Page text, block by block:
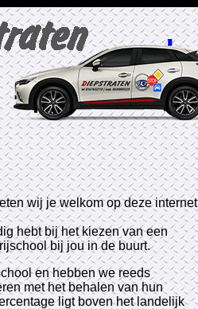
wij je welkom op deze internet
hebt bij het kiezen van een
bij jou in de buurt.
en hebben we reeds
met het behalen van hun
ligt boven het landelijk